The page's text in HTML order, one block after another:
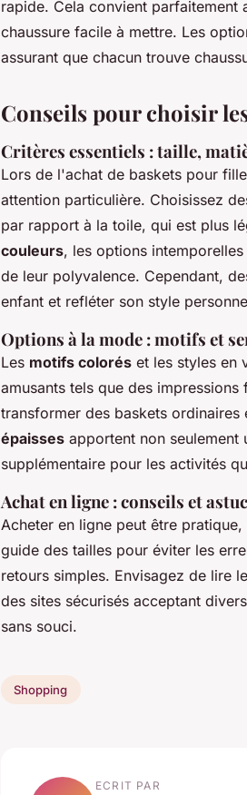
rapide. Cela convient parfaitement
chaussure facile à mettre. Les
assurant que chacun trouve
Conseils pour choisir
Critères essentiels : taille,
Lors de l'achat de baskets pour
attention particulière. Choisissez
par rapport à la toile, qui est plus
couleurs, les options
de leur polyvalence. Cependant,
enfant et refléter son style
Options à la mode : motifs et
Les motifs colorés et les styles en
amusants tels que des
transformer des baskets
épaisses apportent non seulement
supplémentaire pour les activités
Achat en ligne : conseils et
Acheter en ligne peut être
guide des tailles pour éviter les
retours simples. Envisagez de lire
des sites sécurisés acceptant
sans souci.
Shopping
ECRIT PAR